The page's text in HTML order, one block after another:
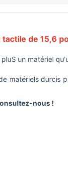
tactile de 15,6
un matériel
matériels durcis
nous !